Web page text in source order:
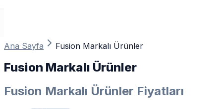
Ana Sayfa Fusion Markalı Ürünler
Fusion Markalı Ürünler
Fusion Markalı Ürünler Fiyatları